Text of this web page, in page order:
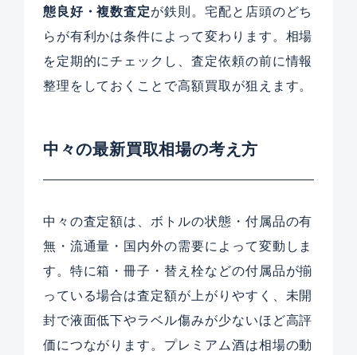
態良好・複数査定が鉄則。宅配と店頭のどち
らが有利かは条件によって変わります。相場
を定期的にチェックし、査定依頼の前に情報
整理をしておくことで高額買取が狙えます。
中々の最新買取相場の考え方
中々の査定額は、ボトルの状態・付属品の有
無・流通量・国内外の需要によって変動しま
す。特に箱・冊子・替え栓などの付属品が揃
っている場合は査定額が上がりやすく、未開
封で液面低下やラベル傷みが少ないほど高評
価につながります。プレミアム酒は相場の動